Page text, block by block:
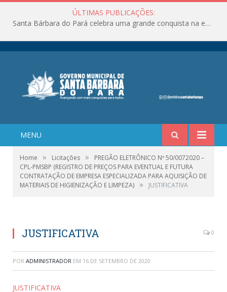
ÚLTIMAS PUBLICAÇÕES:
Santa Bárbara do Pará celebra uma grande conquista na educação!
MENU
Home » Licitações »
PREGÃO ELETRÔNICO Nº 50/0072020 –
CPL-PMSBP (REGISTRO DE PREÇOS PARA EVENTUAL E FUTURA
CONTRATAÇÃO DE EMPRESA ESPECIALIZADA PARA AQUISIÇÃO DE
MATERIAIS DE HIGIENIZAÇÃO E LIMPEZA) » JUSTIFICATIVA
JUSTIFICATIVA 0
POR ADMINISTRADOR EM 16 DE SETEMBRO DE 2020
JUSTIFICATIVA